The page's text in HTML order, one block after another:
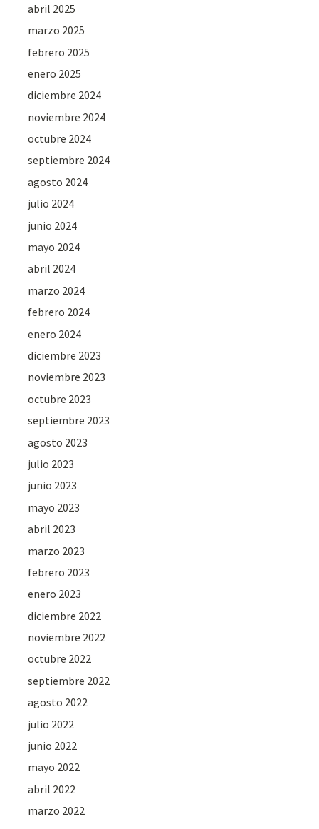
abril 2025
marzo 2025
febrero 2025
enero 2025
diciembre 2024
noviembre 2024
octubre 2024
septiembre 2024
agosto 2024
julio 2024
junio 2024
mayo 2024
abril 2024
marzo 2024
febrero 2024
enero 2024
diciembre 2023
noviembre 2023
octubre 2023
septiembre 2023
agosto 2023
julio 2023
junio 2023
mayo 2023
abril 2023
marzo 2023
febrero 2023
enero 2023
diciembre 2022
noviembre 2022
octubre 2022
septiembre 2022
agosto 2022
julio 2022
junio 2022
mayo 2022
abril 2022
marzo 2022